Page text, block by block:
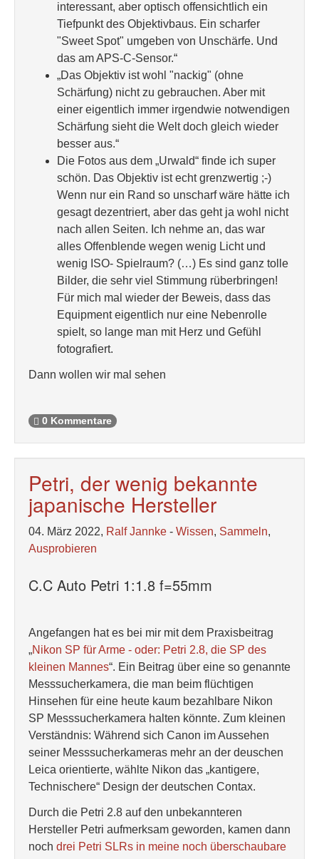
interessant, aber optisch offensichtlich ein
Tiefpunkt des Objektivbaus. Ein scharfer
"Sweet Spot" umgeben von Unschärfe. Und
das am APS-C-Sensor.“
„Das Objektiv ist wohl "nackig" (ohne
Schärfung) nicht zu gebrauchen. Aber mit
einer eigentlich immer irgendwie notwendigen
Schärfung sieht die Welt doch gleich wieder
besser aus.“
Die Fotos aus dem „Urwald“ finde ich super
schön. Das Objektiv ist echt grenzwertig ;-)
Wenn nur ein Rand so unscharf wäre hätte ich
gesagt dezentriert, aber das geht ja wohl nicht
nach allen Seiten. Ich nehme an, das war
alles Offenblende wegen wenig Licht und
wenig ISO- Spielraum? (…) Es sind ganz tolle
Bilder, die sehr viel Stimmung rüberbringen!
Für mich mal wieder der Beweis, dass das
Equipment eigentlich nur eine Nebenrolle
spielt, so lange man mit Herz und Gefühl
fotografiert.
Dann wollen wir mal sehen
0 Kommentare
Petri, der wenig bekannte
japanische Hersteller
04. März 2022, Ralf Jannke - Wissen, Sammeln,
Ausprobieren
C.C Auto Petri 1:1.8 f=55mm
Angefangen hat es bei mir mit dem Praxisbeitrag
„Nikon SP für Arme - oder: Petri 2.8, die SP des
kleinen Mannes“. Ein Beitrag über eine so genannte
Messsucherkamera, die man beim flüchtigen
Hinsehen für eine heute kaum bezahlbare Nikon
SP Messsucherkamera halten könnte. Zum kleinen
Verständnis: Während sich Canon im Aussehen
seiner Messsucherkameras mehr an der deuschen
Leica orientierte, wählte Nikon das „kantigere,
Technischere“ Design der deutschen Contax.
Durch die Petri 2.8 auf den unbekannteren
Hersteller Petri aufmerksam geworden, kamen dann
noch drei Petri SLRs in meine noch überschaubare